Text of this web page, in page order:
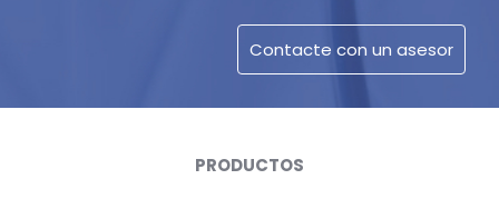
PRODUCTOS